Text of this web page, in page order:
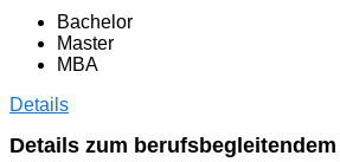
Bachelor
Master
MBA
Details
Details zum